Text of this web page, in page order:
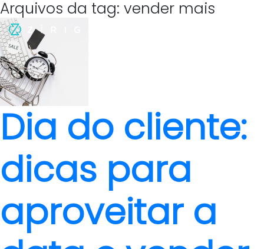
Arquivos da tag: vender mais
Dia do cliente:
dicas para
aproveitar a